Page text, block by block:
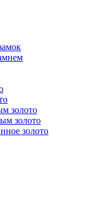
золото
золото
золото